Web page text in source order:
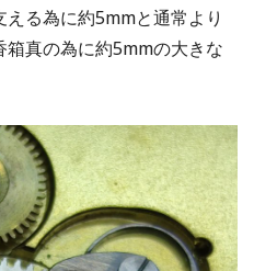
る為に約5mmと通常より
真の為に約5mmの大きな